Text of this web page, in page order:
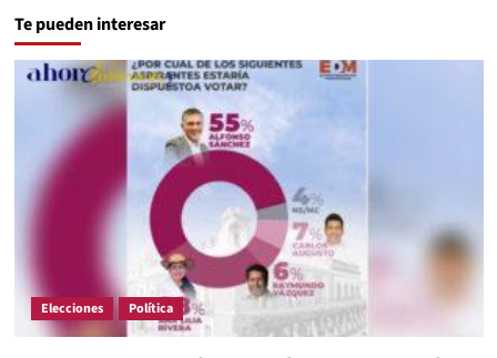
Te pueden interesar
Elecciones Política